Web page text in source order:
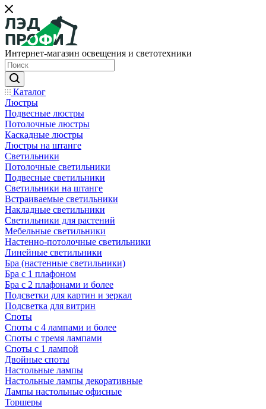
Интернет-магазин освещения и светотехники
Каталог
Люстры
Подвесные люстры
Потолочные люстры
Каскадные люстры
Люстры на штанге
Светильники
Потолочные светильники
Подвесные светильники
Светильники на штанге
Встраиваемые светильники
Накладные светильники
Светильники для растений
Мебельные светильники
Настенно-потолочные светильники
Линейные светильники
Бра (настенные светильники)
Бра с 1 плафоном
Бра с 2 плафонами и более
Подсветки для картин и зеркал
Подсветка для витрин
Споты
Споты с 4 лампами и более
Споты с тремя лампами
Споты с 1 лампой
Двойные споты
Настольные лампы
Настольные лампы декоративные
Лампы настольные офисные
Торшеры